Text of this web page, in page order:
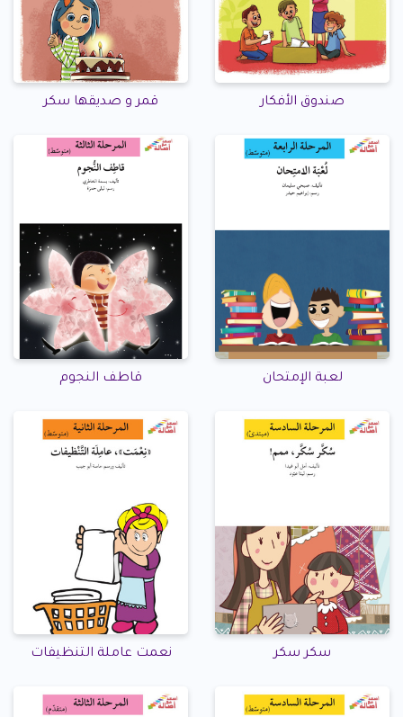
صندوق الأفكار قمر و صديقها سكر
لعبة الإمتحان قاطف النجوم
سكر سكر نعمت عاملة التنظيفات